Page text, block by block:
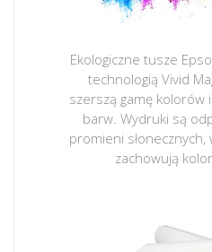
Ekologiczne tusze
technologią Vivid
szerszą gamę kolorów
barw. Wydruki są
promieni słonecznych,
zachowują